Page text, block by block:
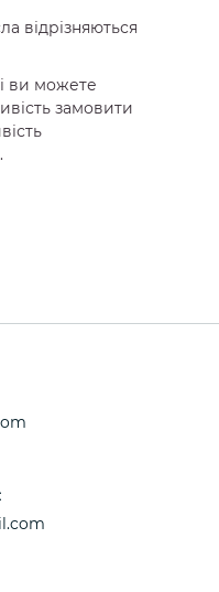
відрізняються
ви можете
замовити